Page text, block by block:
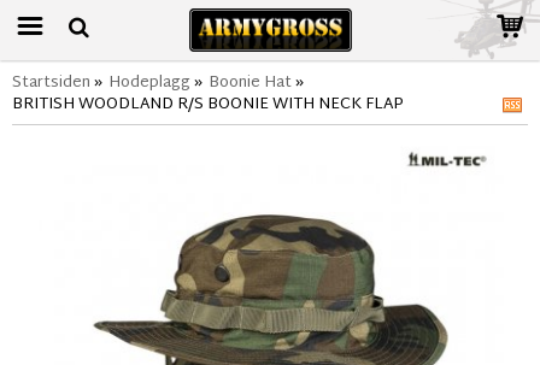
Startsiden» Hodeplagg» Boonie Hat»
BRITISH WOODLAND R/S BOONIE WITH NECK FLAP